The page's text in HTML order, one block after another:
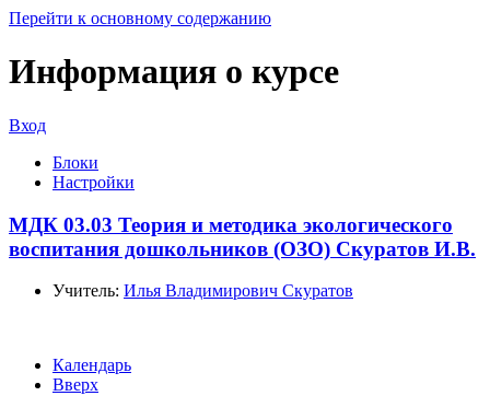
Перейти к основному содержанию
Информация о курсе
Вход
Блоки
Настройки
МДК 03.03 Теория и методика экологического
воспитания дошкольников (ОЗО) Скуратов И.В.
Учитель: Илья Владимирович Скуратов
Календарь
Вверх